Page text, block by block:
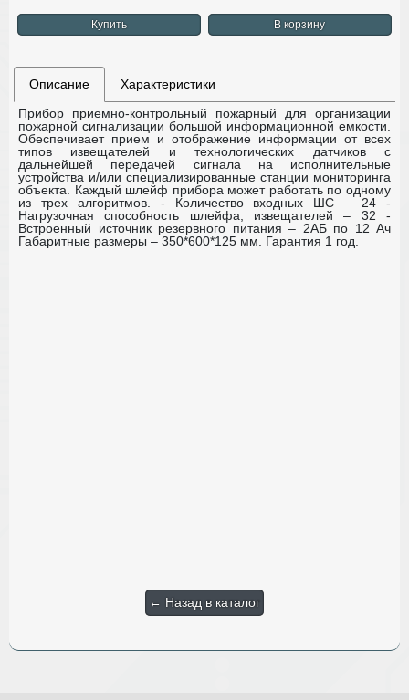
Купить В корзину
Описание
Характеристики
Прибор приемно-контрольный пожарный для организации
пожарной сигнализации большой информационной емкости.
Обеспечивает прием и отображение информации от всех
типов извещателей и технологических датчиков с
дальнейшей передачей сигнала на исполнительные
устройства и/или специализированные станции мониторинга
объекта. Каждый шлейф прибора может работать по одному
из трех алгоритмов.
- Количество входных ШС – 24 -
Нагрузочная способность шлейфа, извещателей – 32 -
Встроенный источник резервного питания – 2АБ по 12 Ач
Габаритные размеры – 350*600*125 мм.
Гарантия 1 год.
← Назад в каталог